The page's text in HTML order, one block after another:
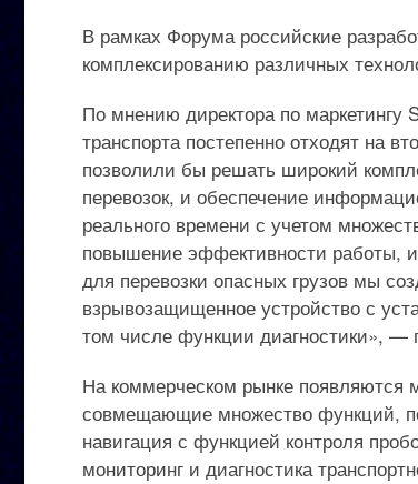
В рамках Форума российские
комплексированию различных
По мнению директора по маркетингу
транспорта постепенно отходят на
позволили бы решать широкий
перевозок, и обеспечение
реального времени с учетом
повышение эффективности работы,
для перевозки опасных грузов мы
взрывозащищенное устройство с
том числе функции диагностики», —
На коммерческом рынке
совмещающие множество функций,
навигация с функцией контроля
мониторинг и диагностика